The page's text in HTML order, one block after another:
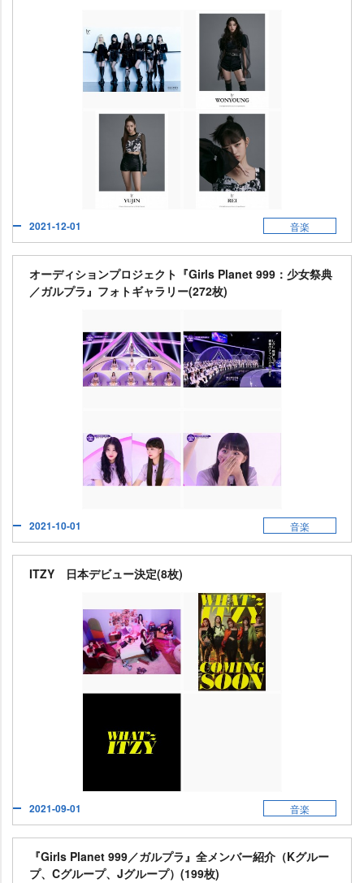
2021-12-01 音楽
オーディションプロジェクト『Girls Planet 999：少女祭典
／ガルプラ』フォトギャラリー(272枚)
2021-10-01 音楽
ITZY 日本デビュー決定(8枚)
2021-09-01 音楽
『Girls Planet 999／ガルプラ』全メンバー紹介（Kグルー
プ、Cグループ、Jグループ）(199枚)